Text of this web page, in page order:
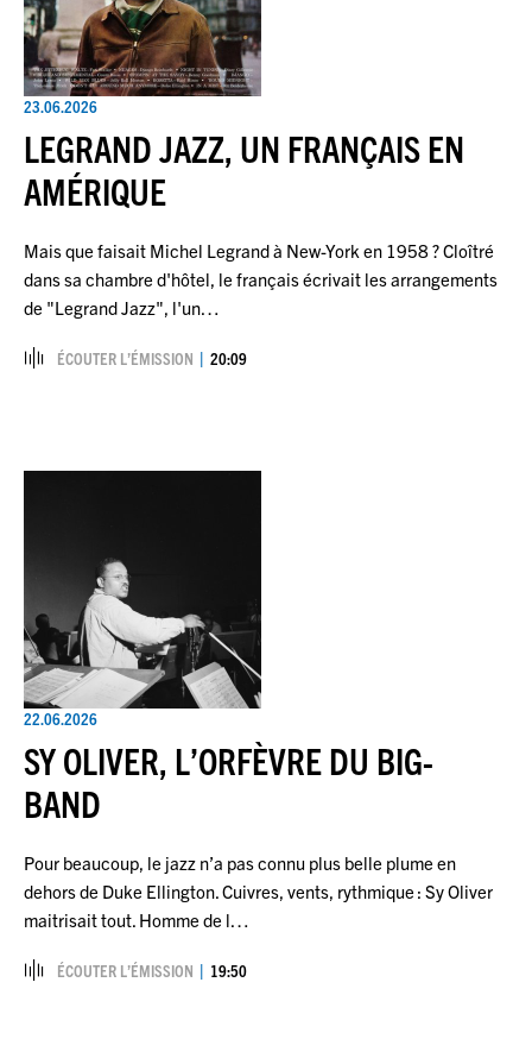
23.06.2026
LEGRAND JAZZ, UN FRANÇAIS EN
AMÉRIQUE
Mais que faisait Michel Legrand à New-York en 1958 ? Cloîtré
dans sa chambre d'hôtel, le français écrivait les arrangements
de "Legrand Jazz", l'un…
ÉCOUTER L’ÉMISSION 20:09
22.06.2026
SY OLIVER, L’ORFÈVRE DU BIG-
BAND
Pour beaucoup, le jazz n’a pas connu plus belle plume en
dehors de Duke Ellington. Cuivres, vents, rythmique : Sy Oliver
maitrisait tout. Homme de l…
ÉCOUTER L’ÉMISSION 19:50